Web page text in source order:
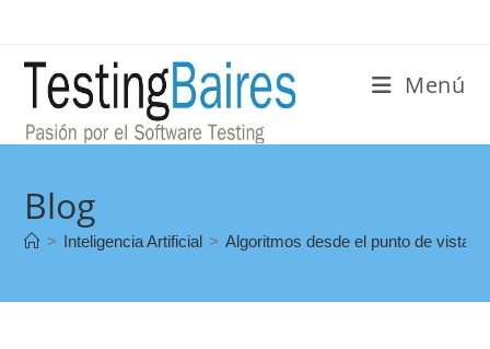
Menú
Blog
> Inteligencia Artificial > Algoritmos desde el punto de vista